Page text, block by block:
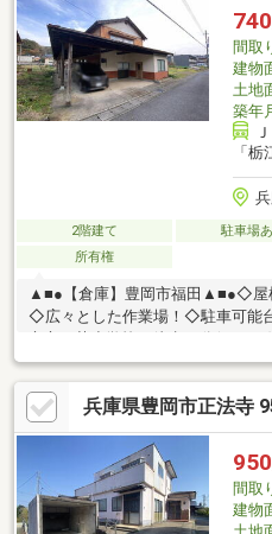
フォーム』『新築』などのご相談
産』におまかせ下さい！
740
間取
建物
土地
築年
「
2階建て 駐車場
所有権
▲■●【倉庫】豊岡市福田▲■●◇屋
◇広々とした作業場！◇駐車可能
市立五荘小学校：徒歩23分(1700
13分(1000ｍ)但馬信用金庫 豊岡
郵便局：車3分(1000ｍ)ミニフレ
ｍ)ローソン豊岡福田店：徒歩5分
兵庫県豊岡市正法寺
950
間取
建物